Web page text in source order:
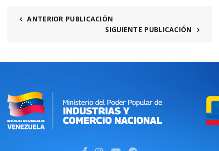
ANTERIOR PUBLICACIÓN
SIGUIENTE PUBLICACIÓN